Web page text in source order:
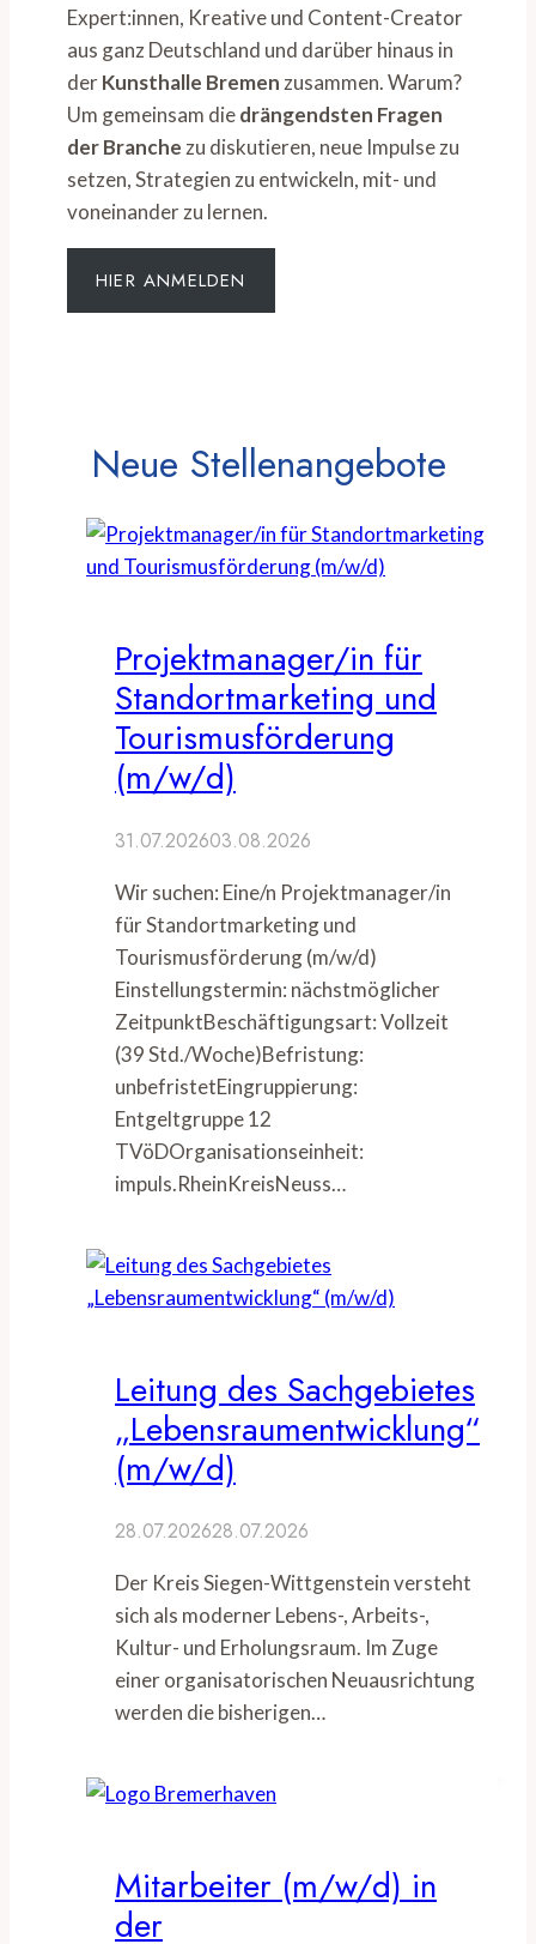
Expert:innen, Kreative und Content-Creator
aus ganz Deutschland und darüber hinaus in
derKunsthalle Bremen zusammen. Warum?
Um gemeinsam diedrängendsten Fragen
der Branche zu diskutieren, neue Impulse zu
setzen, Strategien zu entwickeln, mit- und
voneinander zu lernen.
HIER ANMELDEN
Neue Stellenangebote
Projektmanager/in für
Standortmarketing und
Tourismusförderung
(m/w/d)
31.07.202603.08.2026
Wir suchen: Eine/n Projektmanager/in
für Standortmarketing und
Tourismusförderung (m/w/d)
Einstellungstermin: nächstmöglicher
ZeitpunktBeschäftigungsart: Vollzeit
(39 Std./Woche)Befristung:
unbefristetEingruppierung:
Entgeltgruppe 12
TVöDOrganisationseinheit:
impuls.RheinKreisNeuss…
Leitung des Sachgebietes
„Lebensraumentwicklung“
(m/w/d)
28.07.202628.07.2026
Der Kreis Siegen-Wittgenstein versteht
sich als moderner Lebens-, Arbeits-,
Kultur- und Erholungsraum. Im Zuge
einer organisatorischen Neuausrichtung
werden die bisherigen…
Mitarbeiter (m/w/d) in
der